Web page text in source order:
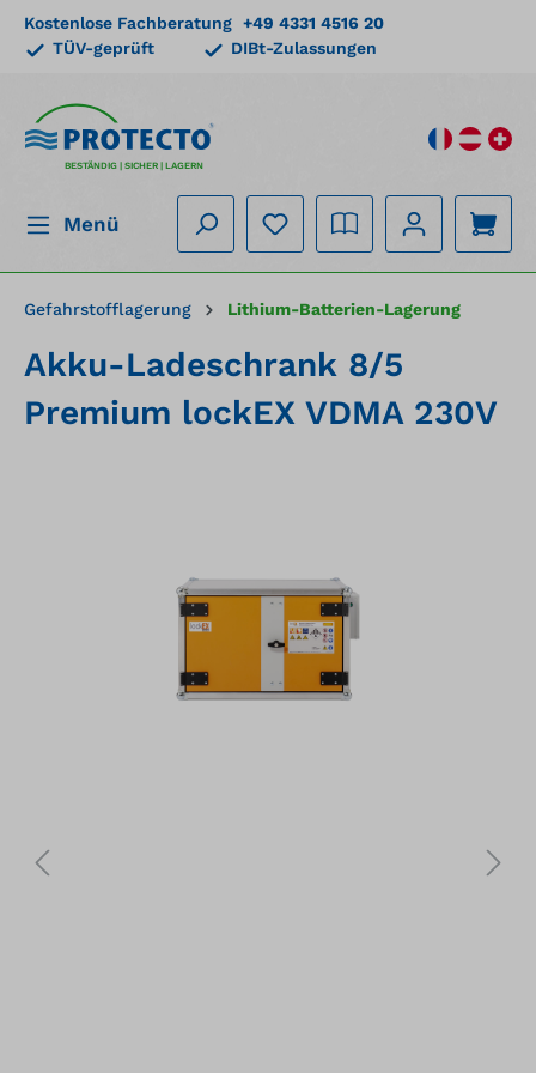
springen
Kostenlose Fachberatung +49 4331 4516 20
TÜV-geprüft
DIBt-Zulassungen
BESTÄNDIG | SICHER | LAGERN
Menü
Gefahrstofflagerung Lithium-Batterien-Lagerung
Akku-Ladeschrank 8/5
Premium lockEX VDMA 230V